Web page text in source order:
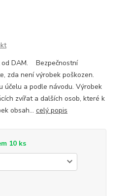
od DAM. Bezpečnostní
zda není výrobek poškozen.
účelu a podle návodu. Výrobek
zvířat a dalších osob, které k
obsah... celý popis
10 ks